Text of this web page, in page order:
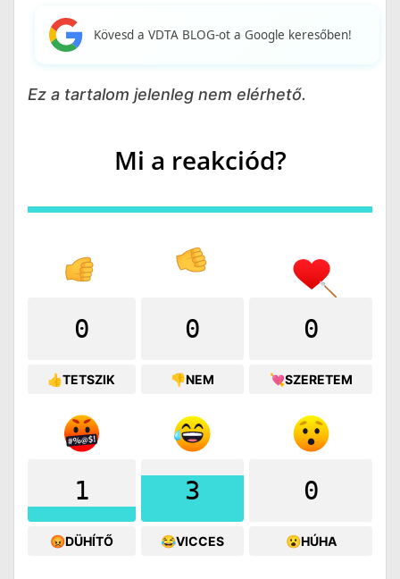
Kövesd a VDTA BLOG-ot a Google keresőben!
Ez a tartalom jelenleg nem elérhető.
Mi a reakciód?
0
👍TETSZIK
0
👎NEM
0
💘SZERETEM
1
😡DÜHÍTŐ
3
😂VICCES
0
😮HÚHA